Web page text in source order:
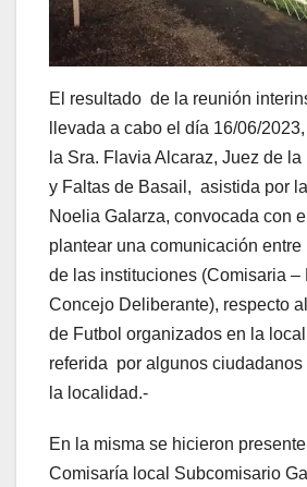
El resultado de la reunión
llevada a cabo el día 16/06/
la Sra. Flavia Alcaraz, Juez de
y Faltas de Basail, asistida por
Noelia Galarza, convocada con
plantear una comunicación
de las instituciones (Comisaria –
Concejo Deliberante), respecto
de Futbol organizados en la
referida por algunos ciudadanos
la localidad.-
En la misma se hicieron
Comisaría local Subcomisario